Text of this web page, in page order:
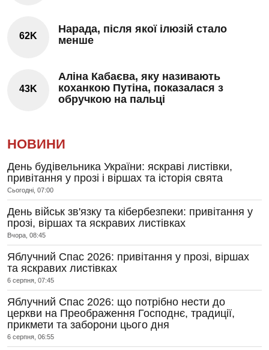
62K
Нарада, після якої ілюзій стало
менше
43K
Аліна Кабаєва, яку називають
коханкою Путіна, показалася з
обручкою на пальці
НОВИНИ
День будівельника України: яскраві листівки,
привітання у прозі і віршах та історія свята
Сьогодні, 07:00
День військ зв'язку та кібербезпеки: привітання у
прозі, віршах та яскравих листівках
Вчора, 08:45
Яблучний Спас 2026: привітання у прозі, віршах
та яскравих листівках
6 серпня, 07:45
Яблучний Спас 2026: що потрібно нести до
церкви на Преображення Господнє, традиції,
прикмети та заборони цього дня
6 серпня, 06:55